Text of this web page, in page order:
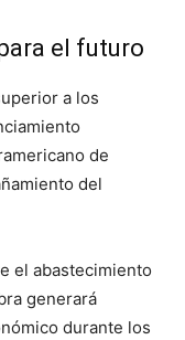
el futuro
a los
de
del
el abastecimiento
generará
durante los